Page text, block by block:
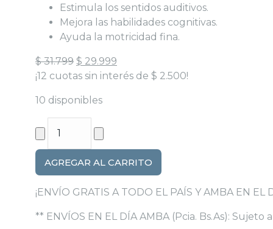
Estimula los sentidos auditivos.
Mejora las habilidades cognitivas.
Ayuda la motricidad fina.
$31.799 El
precio
era:
$ 31.799.
$ 29.999
precio
¡12 cuotas sin interés de $ 2.500!
10 disponibles
de
baño
musical
Racoon's
Playgro
AGREGAR AL CARRITO
¡ENVÍO GRATIS A TODO EL PAÍS Y AMBA EN EL
** ENVÍOS EN EL DÍA AMBA (Pcia. Bs.As):